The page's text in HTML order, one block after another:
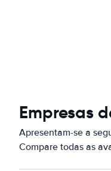
Empresas
Apresentam-se a
Compare todas as